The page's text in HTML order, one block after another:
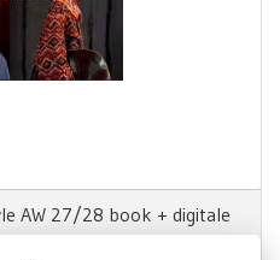
AW 27/28 book + digitale